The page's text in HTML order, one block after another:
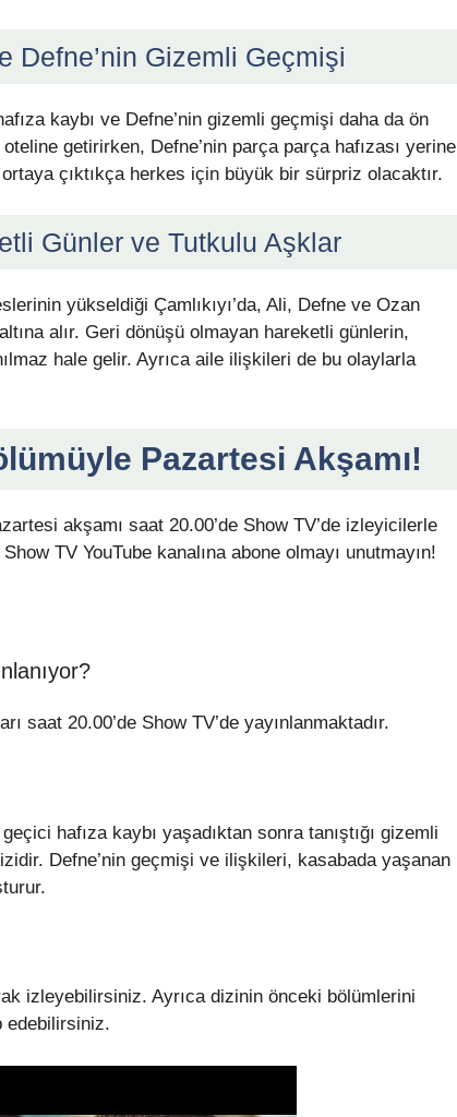
Defne’nin Gizemli Geçmişi
kaybı ve Defne’nin gizemli geçmişi daha da ön
oteline getirirken, Defne’nin parça parça hafızası yerine
çıktıkça herkes için büyük bir sürpriz olacaktır.
Günler ve Tutkulu Aşklar
yükseldiği Çamlıkıyı’da, Ali, Defne ve Ozan
alır. Geri dönüşü olmayan hareketli günlerin,
hale gelir. Ayrıca aile ilişkileri de bu olaylarla
Pazartesi Akşamı!
akşamı saat 20.00’de Show TV’de izleyicilerle
TV YouTube kanalına abone olmayı unutmayın!
saat 20.00’de Show TV’de yayınlanmaktadır.
hafıza kaybı yaşadıktan sonra tanıştığı gizemli
Defne’nin geçmişi ve ilişkileri, kasabada yaşanan
izleyebilirsiniz. Ayrıca dizinin önceki bölümlerini
edebilirsiniz.